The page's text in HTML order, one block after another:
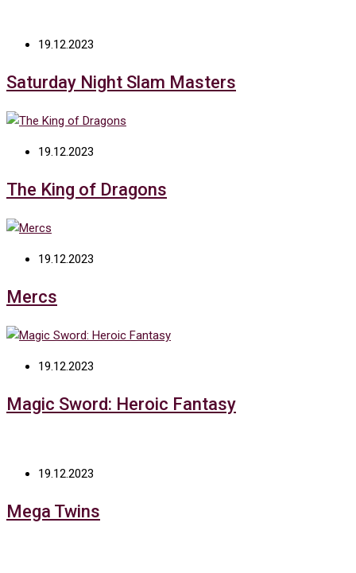
19.12.2023
Saturday Night Slam Masters
19.12.2023
The King of Dragons
19.12.2023
Mercs
19.12.2023
Magic Sword: Heroic Fantasy
19.12.2023
Mega Twins